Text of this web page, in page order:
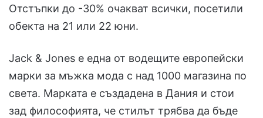
Отстъпки до -30% очакват всички, посетили
обекта на 21 или 22 юни.
Jack & Jones е една от водещите европейски
марки за мъжка мода с над 1000 магазина по
света. Марката е създадена в Дания и стои
зад философията, че стилът трябва да бъде